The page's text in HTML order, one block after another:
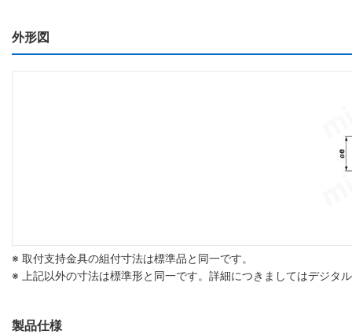
外形図
※ 取付支持金具の組付寸法は標準品と同一です。
※ 上記以外の寸法は標準形と同一です。詳細につきましてはデジタ
製品仕様